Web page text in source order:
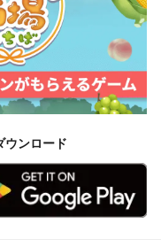
ンロード